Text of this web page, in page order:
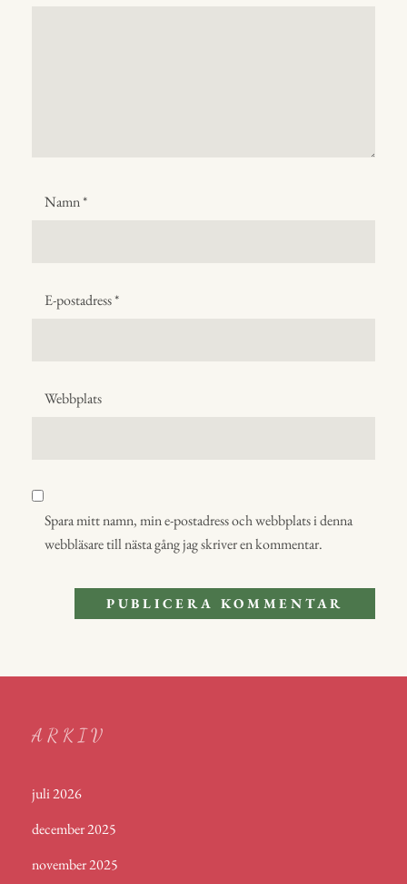
Namn*
E-postadress*
Webbplats
Spara mitt namn, min e-postadress och webbplats i denna
webbläsare till nästa gång jag skriver en kommentar.
ARKIV
juli 2026
december 2025
november 2025